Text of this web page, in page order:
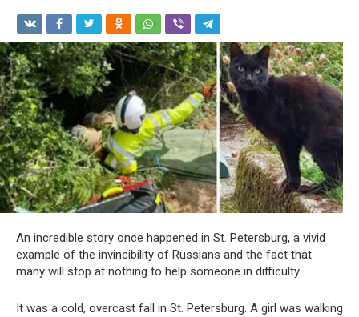
An incredible story once happened in St. Petersburg, a vivid
example of the invincibility of Russians and the fact that
many will stop at nothing to help someone in difficulty.
It was a cold, overcast fall in St. Petersburg. A girl was walking